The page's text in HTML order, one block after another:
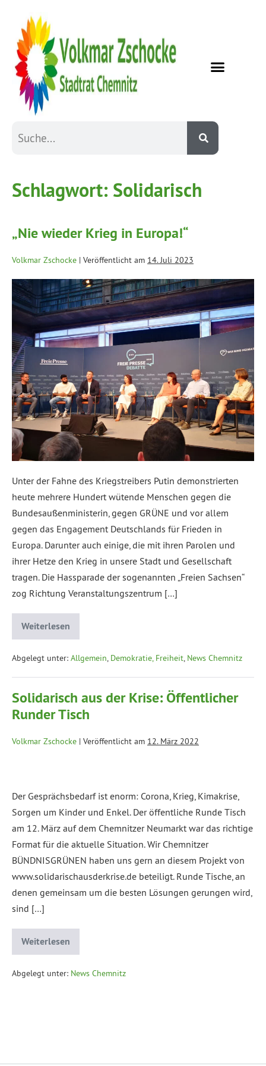
Schlagwort: Solidarisch
„Nie wieder Krieg in Europa!“
Volkmar Zschocke | Veröffentlicht am 14. Juli 2023
Unter der Fahne des Kriegstreibers Putin demonstrierten
heute mehrere Hundert wütende Menschen gegen die
Bundesaußenministerin, gegen GRÜNE und vor allem
gegen das Engagement Deutschlands für Frieden in
Europa. Darunter auch einige, die mit ihren Parolen und
ihrer Hetze den Krieg in unsere Stadt und Gesellschaft
tragen. Die Hassparade der sogenannten „Freien Sachsen“
zog Richtung Veranstaltungszentrum […]
Weiterlesen
Abgelegt unter: Allgemein, Demokratie, Freiheit, News Chemnitz
Solidarisch aus der Krise: Öffentlicher
Runder Tisch
Volkmar Zschocke | Veröffentlicht am 12. März 2022
Der Gesprächsbedarf ist enorm: Corona, Krieg, Kimakrise,
Sorgen um Kinder und Enkel. Der öffentliche Runde Tisch
am 12. März auf dem Chemnitzer Neumarkt war das richtige
Format für die aktuelle Situation. Wir Chemnitzer
BÜNDNISGRÜNEN haben uns gern an diesem Projekt von
www.solidarischausderkrise.de beteiligt. Runde Tische, an
denen gemeinsam um die besten Lösungen gerungen wird,
sind […]
Weiterlesen
Abgelegt unter: News Chemnitz